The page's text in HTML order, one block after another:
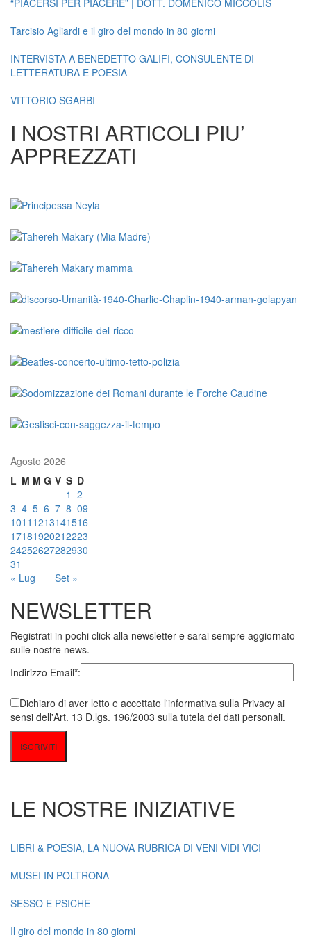
“PIACERSI PER PIACERE” | DOTT. DOMENICO MICCOLIS
Tarcisio Agliardi e il giro del mondo in 80 giorni
INTERVISTA A BENEDETTO GALIFI, CONSULENTE DI
LETTERATURA E POESIA
VITTORIO SGARBI
I NOSTRI ARTICOLI PIU’
APPREZZATI
Agosto 2026
L M M G V S D
« Lug Set »
1 2
3 4 5 6 7 8 09
1011 1213141516
17181920212223
24252627282930
31
NEWSLETTER
Registrati in pochi click alla newsletter e sarai sempre aggiornato
sulle nostre news.
Indirizzo Email*:
Dichiaro di aver letto e accettato l'informativa sulla Privacy ai
sensi dell'Art. 13 D.lgs. 196/2003 sulla tutela dei dati personali.
LE NOSTRE INIZIATIVE
LIBRI & POESIA, LA NUOVA RUBRICA DI VENI VIDI VICI
MUSEI IN POLTRONA
SESSO E PSICHE
Il giro del mondo in 80 giorni